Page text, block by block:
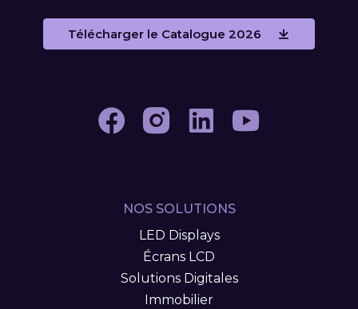
Télécharger le Catalogue 2026
NOS SOLUTIONS
LED Displays
Écrans LCD
Solutions Digitales
Immobilier